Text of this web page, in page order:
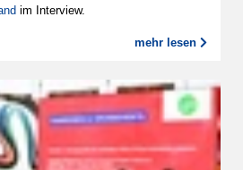
im Interview.
mehr lesen